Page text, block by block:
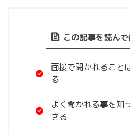
この記事を読ん
面接で聞かれること
る
よく聞かれる事を知
きる